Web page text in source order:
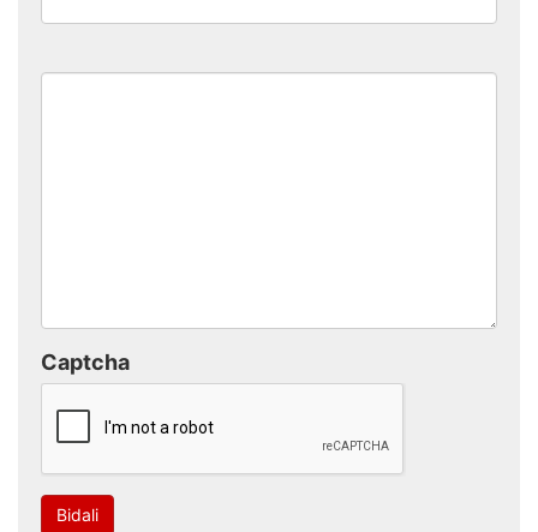
Captcha
Bidali